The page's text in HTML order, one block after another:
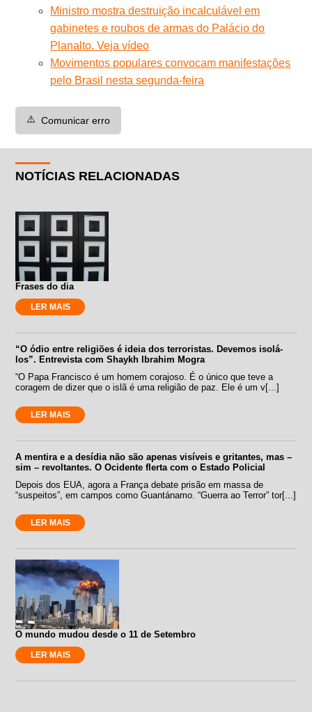
Ministro mostra destruição incalculável em
gabinetes e roubos de armas do Palácio do
Planalto. Veja vídeo
Movimentos populares convocam manifestações
pelo Brasil nesta segunda-feira
⚠️ Comunicar erro
NOTÍCIAS RELACIONADAS
Frases do dia
LER MAIS
“O ódio entre religiões é ideia dos terroristas. Devemos isolá-
los”. Entrevista com Shaykh Ibrahim Mogra
“O Papa Francisco é um homem corajoso. É o único que teve a
coragem de dizer que o islã é uma religião de paz. Ele é um v[...]
LER MAIS
A mentira e a desídia não são apenas visíveis e gritantes, mas –
sim – revoltantes. O Ocidente flerta com o Estado Policial
Depois dos EUA, agora a França debate prisão em massa de
“suspeitos”, em campos como Guantánamo. “Guerra ao Terror” tor[...]
LER MAIS
O mundo mudou desde o 11 de Setembro
LER MAIS